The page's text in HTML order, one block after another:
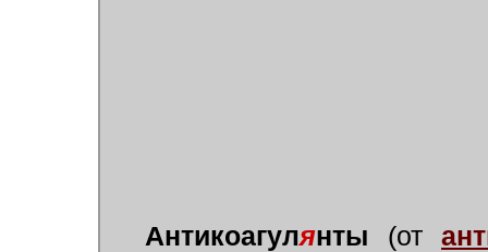
Антикоагулянты (от